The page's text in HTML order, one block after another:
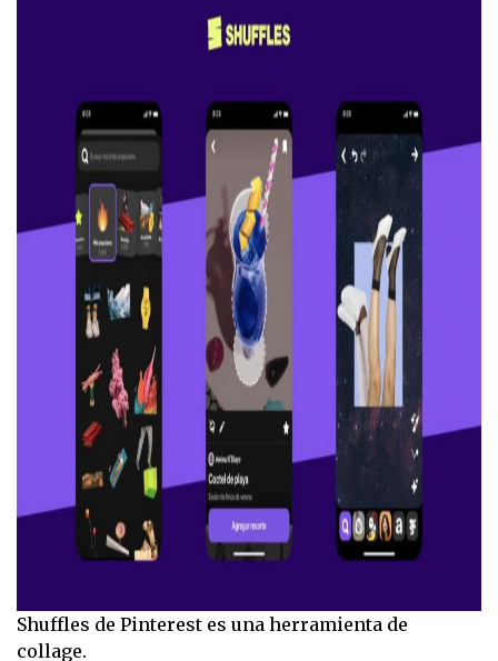
Shuffles de Pinterest es una herramienta de
collage.